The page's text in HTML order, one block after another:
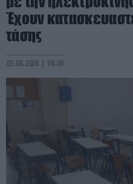
Έχουν
τάσης
03.08.2026 | 16:00